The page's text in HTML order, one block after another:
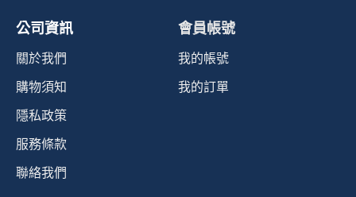
公司資訊
關於我們
購物須知
隱私政策
服務條款
聯絡我們
會員帳號
我的帳號
我的訂單